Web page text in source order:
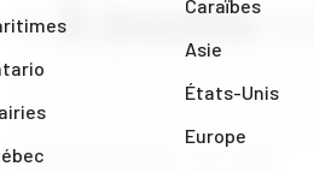
« À boutte
Le capitalisme n’a plus une
attaques du patronat, la seule
ouvrier est de paralyser
Nicolas Dionne